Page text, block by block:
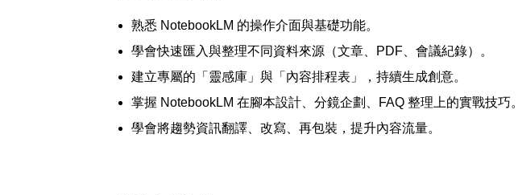
熟悉 NotebookLM 的操作介面與基礎功能。
學會快速匯入與整理不同資料來源（文章、
PDF 、會議紀錄）。
建立專屬的「靈感庫」與「內容排程表」，持續生成創意。
掌握 NotebookLM在腳本設計、分鏡企劃、 FAQ整理上的實戰技巧。
學會將趨勢資訊翻譯、改寫、再包裝，提升內容流量。